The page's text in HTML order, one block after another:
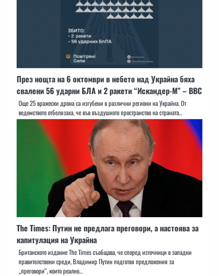
През нощта на 6 октомври в небето над Украйна бяха
свалени 56 ударни БЛА и 2 ракети “Искандер-М” – ВВС
Още 25 вражески дрона са изгубени в различни региони на Украйна. От
ведомството отбелязаха, че във въздушното пространство на страната…
The Times: Путин не предлага преговори, а настоява за
капитулация на Украйна
Британското издание The Times съобщава, че според източници в западни
правителствени среди, Владимир Путин подготвя предложения за
„преговори“, които реално…